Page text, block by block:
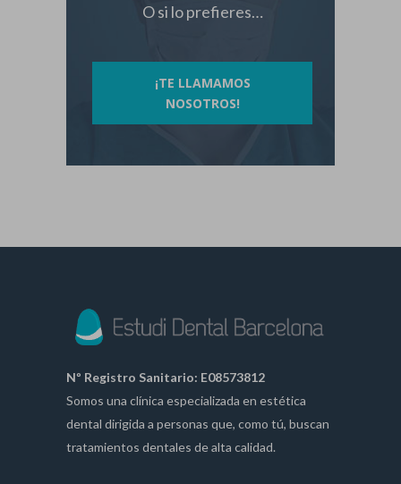
O si lo prefieres…
¡TE LLAMAMOS
NOSOTROS!
Nº Registro Sanitario: E08573812
Somos una clínica especializada en estética
dental dirigida a personas que, como tú, buscan
tratamientos dentales de alta calidad.